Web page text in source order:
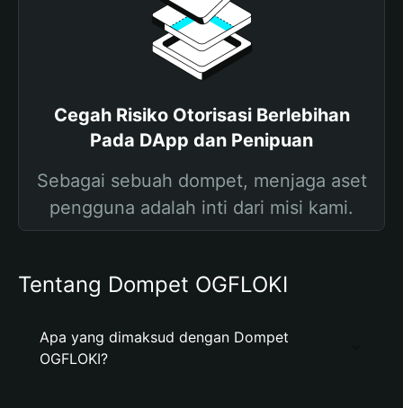
Cegah Risiko Otorisasi Berlebihan
Pada DApp dan Penipuan
Sebagai sebuah dompet, menjaga aset
pengguna adalah inti dari misi kami.
Tentang Dompet OGFLOKI
Apa yang dimaksud dengan Dompet
OGFLOKI?